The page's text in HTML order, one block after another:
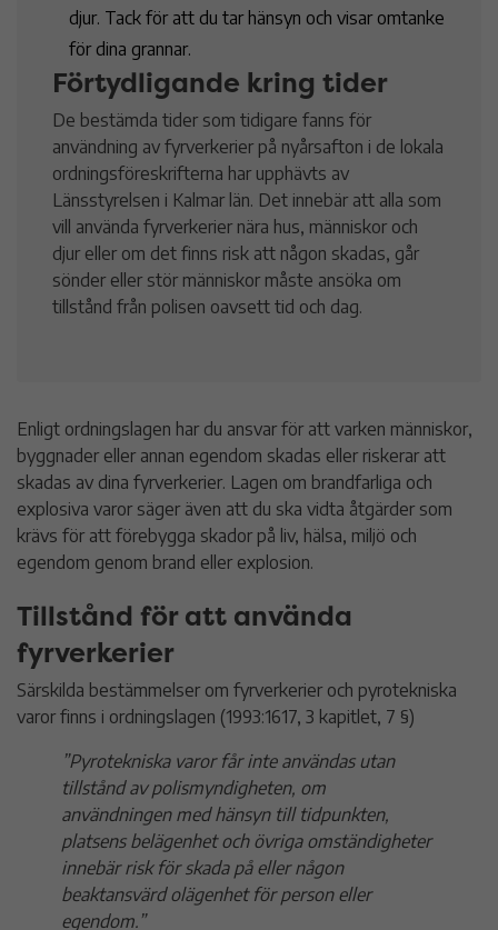
djur. Tack för att du tar hänsyn och visar omtanke
för dina grannar.
Förtydligande kring tider
De bestämda tider som tidigare fanns för
användning av fyrverkerier på nyårsafton i de lokala
ordningsföreskrifterna har upphävts av
Länsstyrelsen i Kalmar län. Det innebär att alla som
vill använda fyrverkerier nära hus, människor och
djur eller om det finns risk att någon skadas, går
sönder eller stör människor måste ansöka om
tillstånd från polisen oavsett tid och dag.
Enligt ordningslagen har du ansvar för att varken människor,
byggnader eller annan egendom skadas eller riskerar att
skadas av dina fyrverkerier. Lagen om brandfarliga och
explosiva varor säger även att du ska vidta åtgärder som
krävs för att förebygga skador på liv, hälsa, miljö och
egendom genom brand eller explosion.
Tillstånd för att använda
fyrverkerier
Särskilda bestämmelser om fyrverkerier och pyrotekniska
varor finns i ordningslagen (1993:1617, 3 kapitlet, 7 §)
”Pyrotekniska varor får inte användas utan
tillstånd av polismyndigheten, om
användningen med hänsyn till tidpunkten,
platsens belägenhet och övriga omständigheter
innebär risk för skada på eller någon
beaktansvärd olägenhet för person eller
egendom.”